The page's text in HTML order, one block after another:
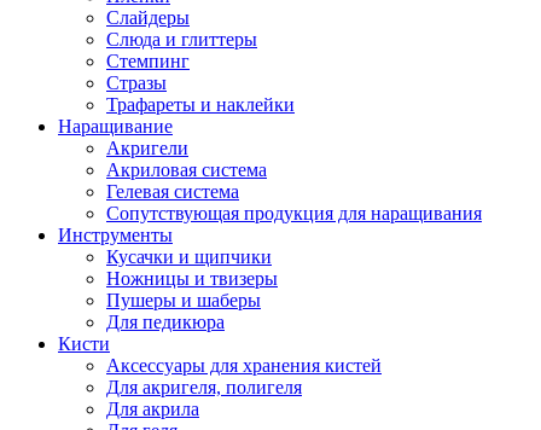
Слайдеры
Слюда и глиттеры
Стемпинг
Стразы
Трафареты и наклейки
Наращивание
Акригели
Акриловая система
Гелевая система
Сопутствующая продукция для наращивания
Инструменты
Кусачки и щипчики
Ножницы и твизеры
Пушеры и шаберы
Для педикюра
Кисти
Аксессуары для хранения кистей
Для акригеля, полигеля
Для акрила